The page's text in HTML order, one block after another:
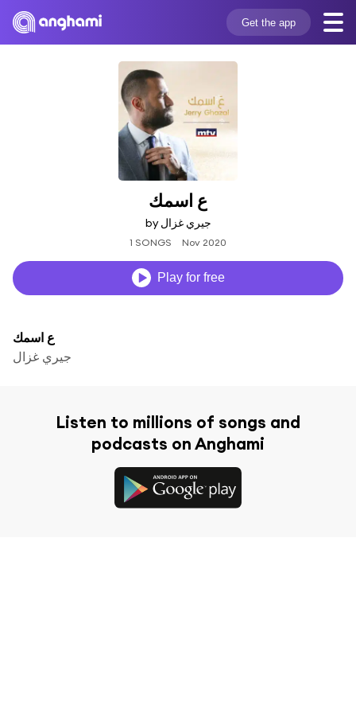
Get the app
ع اسمك
by جيري غزال
1 SONGS Nov 2020
Play for free
ع اسمك
جيري غزال
Listen to millions of songs and
podcasts on Anghami